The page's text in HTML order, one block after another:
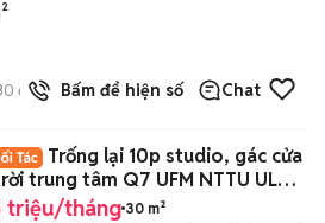
đã bánBấm để hiện số Chat
Trống lại 10p studio, gác cửa
trung tâm Q7 UFM NTTU UL
PMH
triệu/tháng 30 m²